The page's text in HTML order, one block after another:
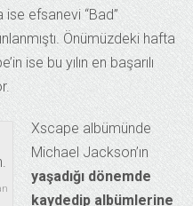
ise efsanevi “Bad”
Önümüzdeki hafta
ise bu yılın en başarılı
Xscape albümünde
Michael Jackson’ın
yaşadığı dönemde
kaydedip albümlerine